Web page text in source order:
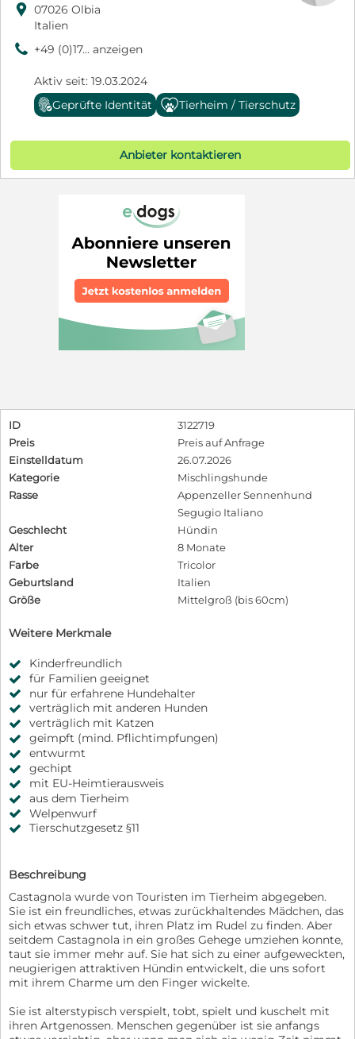
 07026 Olbia
Italien
9 +49 (0)17... anzeigen
Aktiv seit: 19.03.2024
Geprüfte Identität
Tierheim / Tierschutz
Anbieter kontaktieren
ID
3122719
Preis
Preis auf Anfrage
Einstelldatum
26.07.2026
Kategorie
Mischlingshunde
Rasse
Appenzeller Sennenhund
Segugio Italiano
Geschlecht
Hündin
Alter
8 Monate
Farbe
Tricolor
Geburtsland
Italien
Größe
Mittelgroß (bis 60cm)
Weitere Merkmale
Kinderfreundlich
für Familien geeignet
nur für erfahrene Hundehalter
verträglich mit anderen Hunden
verträglich mit Katzen
geimpft (mind. Pflichtimpfungen)
entwurmt
gechipt
mit EU-Heimtierausweis
aus dem Tierheim
Welpenwurf
Tierschutzgesetz §11
Beschreibung
Castagnola wurde von Touristen im Tierheim abgegeben.
Sie ist ein freundliches, etwas zurückhaltendes Mädchen, das
sich etwas schwer tut, ihren Platz im Rudel zu finden. Aber
seitdem Castagnola in ein großes Gehege umziehen konnte,
taut sie immer mehr auf. Sie hat sich zu einer aufgeweckten,
neugierigen attraktiven Hündin entwickelt, die uns sofort
mit ihrem Charme um den Finger wickelte.
Sie ist alterstypisch verspielt, tobt, spielt und kuschelt mit
ihren Artgenossen. Menschen gegenüber ist sie anfangs